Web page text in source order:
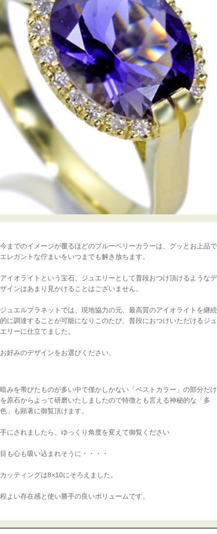
今までのイメージが覆るほどのブルーベリーカラーは、グッとお上品で
エレガントな佇まいをいつまでも解き放ちます。
アイオライトという宝石、ジュエリーとして普段おつけ頂けるようなデ
ザインはあまり見かけることはございません。
ジュエルプラネットでは、現地協力の元、最高質のアイオライトを継続
的に調達することが可能になりこのたび、普段におつけいただけるジュ
エリーに仕立てました。
お好みのデザインをお選びください。
暗みを帯びたものが多い中で僅かしかない「ベストカラー」の部分だけ
を原石からよって研磨いたしましたので特徴とも言える神秘的な「多
色」も顕著に御覧頂けます。
手にされましたら、ゆっくり角度を変えて御覧ください
目も心も吸い込まれそうに・・・・
カッティングは8×10にそろえました。
程よい存在感と使い勝手の良いボリュームです。